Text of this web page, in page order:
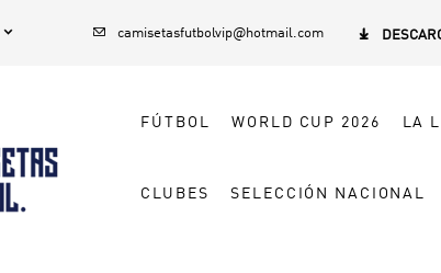
  camisetasfutbolvip@hotmail.com 
FÚTBOL WORLD CUP 2026 LA
CLUBES SELECCIÓN NACIONAL